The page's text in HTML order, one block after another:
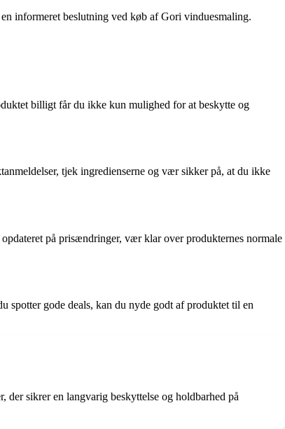
informeret beslutning ved køb af Gori vinduesmaling.
billigt får du ikke kun mulighed for at beskytte og
tjek ingredienserne og vær sikker på, at du ikke
på prisændringer, vær klar over produkternes normale
gode deals, kan du nyde godt af produktet til en
der sikrer en langvarig beskyttelse og holdbarhed på